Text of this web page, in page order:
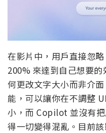
在影片中，用戶直接忽
200% 來達到自己想要
何更改文字大小而非介
能，可以讓你在不調整
小，而 Copilot 並沒有
得一切變得混亂。目前